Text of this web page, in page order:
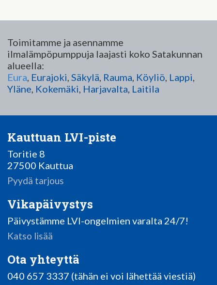
Toimitamme ja asennamme
ilmalämpöpumppuja laajasti koko Satakunnan
alueella:
Eura, Eurajoki, Säkylä, Rauma, Köyliö, Lappi,
Yläne, Kokemäki, Harjavalta, Laitila
Kauttuan LVI-piste
Toritie 8
27500 Kauttua
Pyydä tarjous
Vikapäivystys
Päivystämme LVI-ongelmien varalta 24/7!
Katso lisää
Ota yhteyttä
040 657 3337 (tähän ei voi lähettää viestiä)